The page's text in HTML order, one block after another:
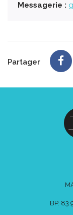
Messagerie :
Partager
BP. 83